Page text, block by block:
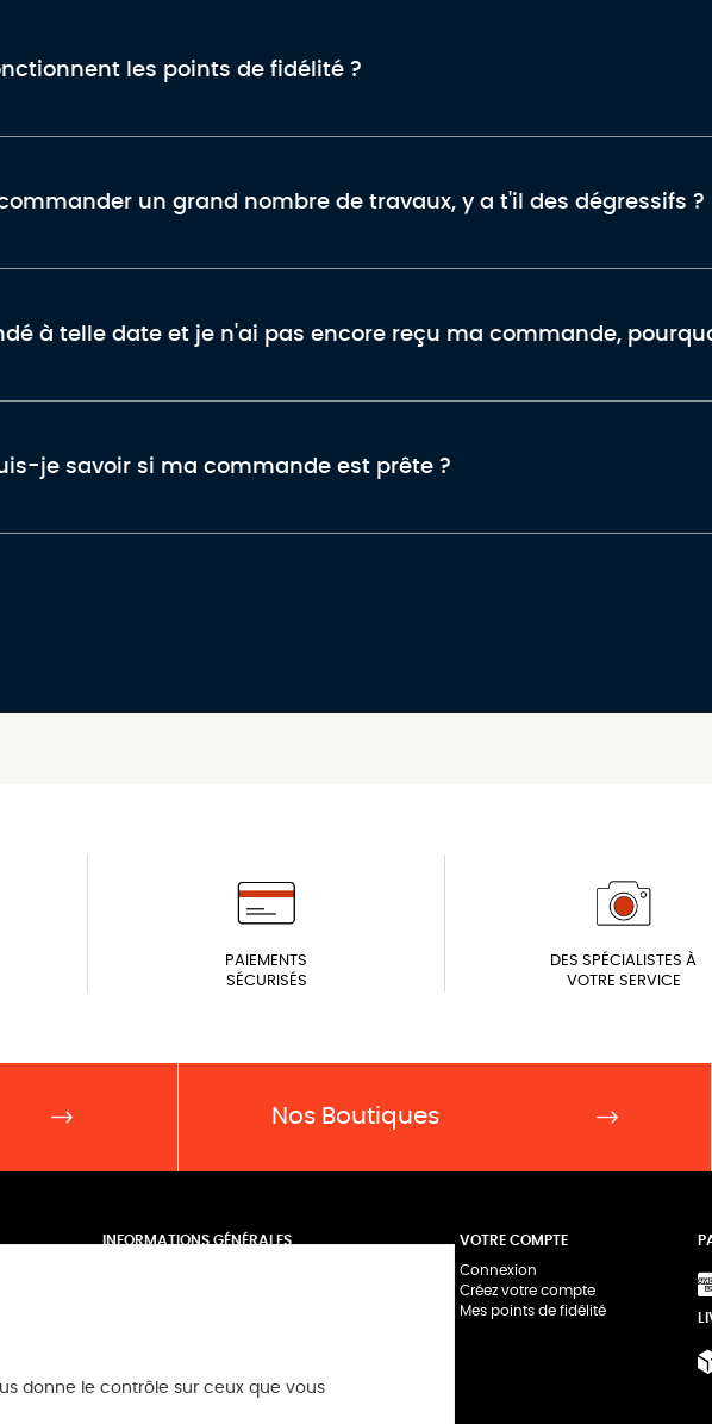
donne le contrôle sur ceux que vous
les points de fidélité ?
un grand nombre de travaux, y a t'il des dégressifs ?
à telle date et je n'ai pas encore reçu ma commande,
je savoir si ma commande est prête ?
PAIEMENTS
SÉCURISÉS
DES SPÉCIALISTES À
VOTRE SERVICE
Nos Boutiques
INFORMATIONS GÉNÉRALES VOTRE COMPTE
Connexion
Créez votre compte
Mes points de fidélité